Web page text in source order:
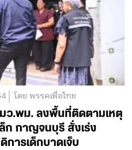
โดย พรรคเพื่อไทย
มว.พม. ลงพื้นที่ติดตามเหตุ
ก กาญจนบุรี สั่งเร่ง
การเด็กบาดเจ็บ